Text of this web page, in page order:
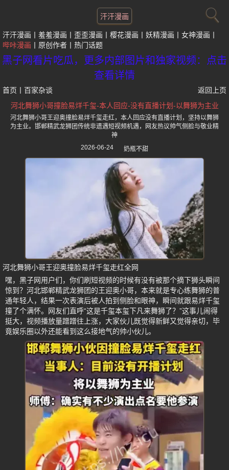
汗汗漫画
汗汗漫画 羞羞漫画 歪歪漫画 樱花漫画 妖精漫画
女神漫画
哔咔漫画
原创作者 热门话题
黑子网看片吃瓜，更多内部图片和独家视频：点击
查看详情
首页 百家杂谈
返回上页
河北舞狮小哥撞脸易烊千玺-本人回应-没有直播计划-以舞狮为主业
河北舞狮小哥王迎奥撞脸易烊千玺走红，本人回应没有直播计划，坚持以舞狮
为主业。邯郸精武龙狮团传统非遗遇短视频机遇，网友热议帅气侧脸与敬业精
神
2026-06-24
奶瓶不甜
河北舞狮小哥王迎奥撞脸易烊千玺走红全网
嘿，黑子网用户们，你们刷短视频的时候有没有被那个摘下狮头瞬间
惊到？河北邯郸精武龙狮团的王迎奥小哥，本来就是专心练舞狮的普
通年轻人，结果一次表演后被人拍到侧脸和眼神，瞬间就跟易烊千玺
撞了个满怀。网友们直呼“这是千玺本玺下凡来舞狮了？”这事儿闹得
挺大，视频播放量蹭蹭往上涨，大家伙儿既觉得新鲜又觉得亲切，毕
竟娱乐圈以外还能看到这么接地气的帅小伙儿。